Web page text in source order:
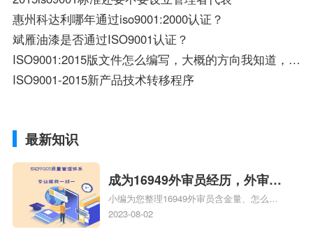
惠州科达利哪年通过iso9001:2000认证？
斌雁油漆是否通过ISO9001认证？
ISO9001:2015版文件怎么编写，大概的方向我知道，内容不知道怎么下手
ISO9001-2015新产品技术转移程序
最新知识
成为16949外审员经历，外审员
16949
小编为您整理16949外审员含金量、怎么才
能成为注册的TS16949:2009的外审员、我
2023-08-02